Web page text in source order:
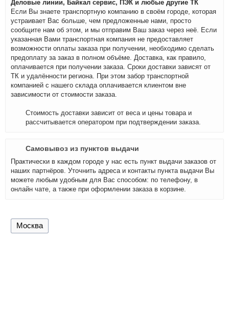
Деловые линии, Байкал сервис, ПЭК и любые другие ТК
Если Вы знаете транспортную компанию в своём городе, которая
устраивает Вас больше, чем предложенные нами, просто
сообщите нам об этом, и мы отправим Ваш заказ через неё. Если
указанная Вами транспортная компания не предоставляет
возможности оплаты заказа при получении, необходимо сделать
предоплату за заказ в полном объёме. Доставка, как правило,
оплачивается при получении заказа. Сроки доставки зависят от
ТК и удалённости региона. При этом забор транспортной
компанией с нашего склада оплачивается клиентом вне
зависимости от стоимости заказа.
Стоимость доставки зависит от веса и цены товара и
рассчитывается оператором при подтверждении заказа.
Самовывоз из пунктов выдачи
Практически в каждом городе у нас есть пункт выдачи заказов от
наших партнёров. Уточнить адреса и контакты пункта выдачи Вы
можете любым удобным для Вас способом: по телефону, в
онлайн чате, а также при оформлении заказа в корзине.
Москва